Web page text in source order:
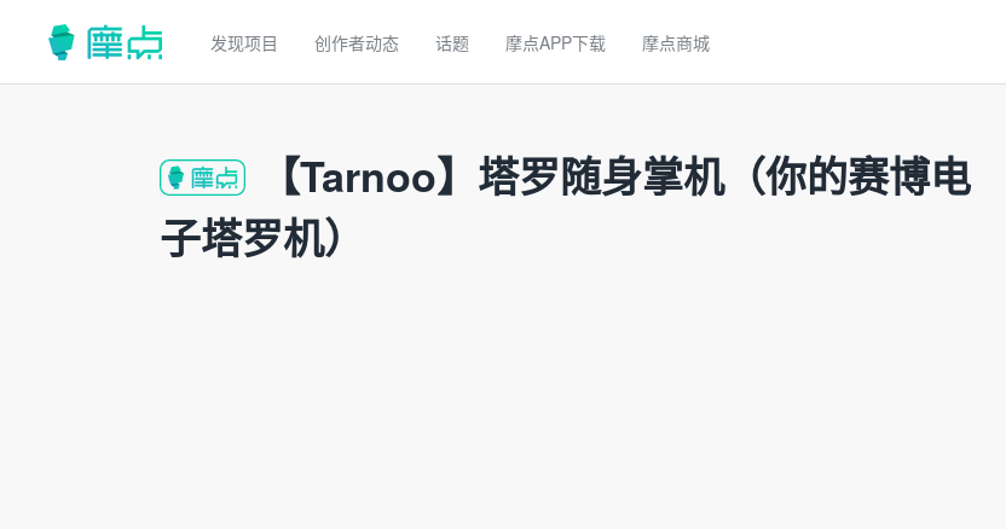
发现项目 创作者动态 话题 摩点APP下载 摩点商城
【Tarnoo】塔罗随身掌机（你的赛博电
子塔罗机）